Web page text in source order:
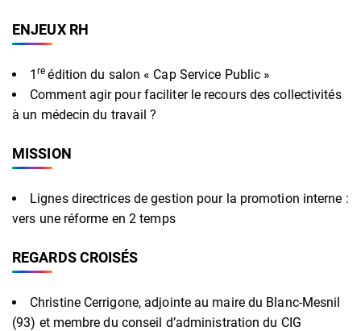
ENJEUX RH
1re édition du salon « Cap Service Public »
Comment agir pour faciliter le recours des collectivités
à un médecin du travail ?
MISSION
Lignes directrices de gestion pour la promotion interne :
vers une réforme en 2 temps
REGARDS CROISÉS
Christine Cerrigone, adjointe au maire du Blanc-Mesnil
(93) et membre du conseil d’administration du CIG